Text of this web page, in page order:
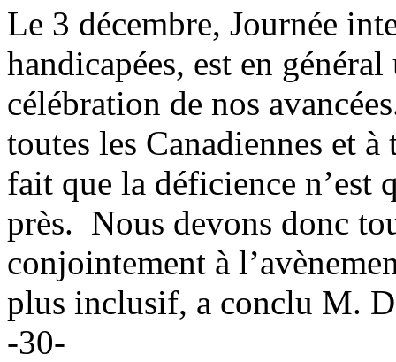
Le 3 décembre, Journée
handicapées, est en
célébration de nos
toutes les Canadiennes et
fait que la déficience n’est
près. Nous devons donc
conjointement à
plus inclusif, a conclu M.
-30-